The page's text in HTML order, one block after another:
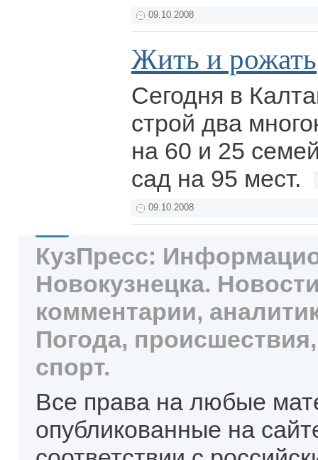
09.10.2008
Жить и рожать
Сегодня в
строй два
на 60 и 25
сад на 95 мест.
09.10.2008
КузПресс:
Новокузнецка.
комментарии,
Погода,
спорт.
Все права на любые
опубликованные на